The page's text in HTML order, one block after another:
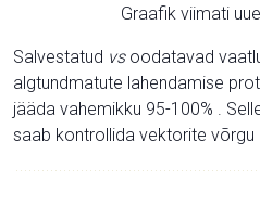
Graafik viimati
Salvestatud vsoodatavad
algtundmatute lahendamise
jääda vahemikku 95-100% .
saab kontrollida vektorite võrgu